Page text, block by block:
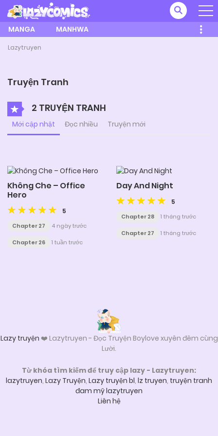
MANGA MANHWA
Lazytruyen
Truyện Tranh
2 TRUYỆN TRANH
Mới cập nhật Đọc nhiều Truyện mới
Không Che – Office
Hero
5
Chapter 27 4 ngày trước
Chapter 26 1 tuần trước
Day And Night
5
Chapter 28 1 tháng trước
Chapter 27 1 tháng trước
Lazy truyện ❤️ Lazytruyen - Đọc Truyện Boylove xuyên đêm cùng
Lười.
Từ khóa tìm kiếm để truy cập lazy - Lazytruyen:
lazytruyen, Lazy Truyện, Lazy truyện bl, lz truyen, truyện tranh
đam mỹ lazytruyen
Liên hệ